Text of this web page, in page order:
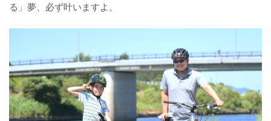
る」夢、必ず叶いますよ。